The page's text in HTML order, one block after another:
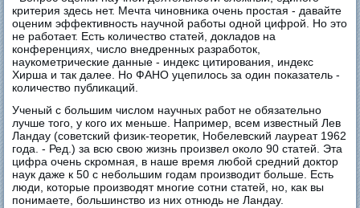
критерия здесь нет. Мечта чиновника очень простая - давайте
оценим эффективность научной работы одной цифрой. Но это
не работает. Есть количество статей, докладов на
конференциях, число внедренных разработок,
наукометрические данные - индекс цитирования, индекс
Хирша и так далее. Но ФАНО уцепилось за один показатель -
количество публикаций.
Ученый с большим числом научных работ не обязательно
лучше того, у кого их меньше. Например, всем известный Лев
Ландау (советский физик-теоретик, Нобелевский лауреат 1962
года. - Ред.) за всю свою жизнь произвел около 90 статей. Эта
цифра очень скромная, в наше время любой средний доктор
наук даже к 50 с небольшим годам производит больше. Есть
люди, которые производят многие сотни статей, но, как вы
понимаете, большинство из них отнюдь не Ландау.